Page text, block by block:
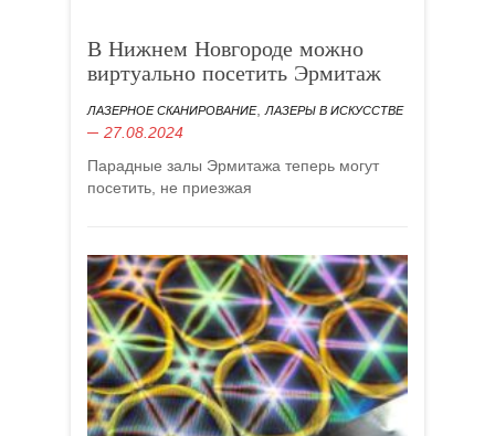
В Нижнем Новгороде можно
виртуально посетить Эрмитаж
ЛАЗЕРНОЕ СКАНИРОВАНИЕ, ЛАЗЕРЫ В ИСКУССТВЕ
27.08.2024
Парадные залы Эрмитажа теперь могут
посетить, не приезжая